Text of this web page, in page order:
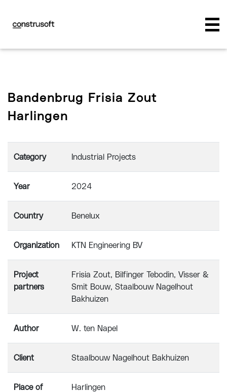
Bandenbrug Frisia Zout
Harlingen
Category Industrial Projects
Year 2024
Country Benelux
Organization KTN Engineering BV
Project
partners
Frisia Zout, Bilfinger Tebodin, Visser &
Smit Bouw, Staalbouw Nagelhout
Bakhuizen
Author W. ten Napel
Client Staalbouw Nagelhout Bakhuizen
Place of
Harlingen